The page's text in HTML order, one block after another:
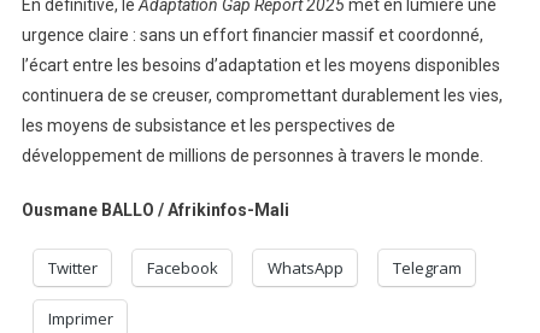
En définitive, le Adaptation Gap Report 2025 met en lumière une
urgence claire : sans un effort financier massif et coordonné,
l’écart entre les besoins d’adaptation et les moyens disponibles
continuera de se creuser, compromettant durablement les vies,
les moyens de subsistance et les perspectives de
développement de millions de personnes à travers le monde.
Ousmane BALLO / Afrikinfos-Mali
Twitter Facebook WhatsApp Telegram
Imprimer